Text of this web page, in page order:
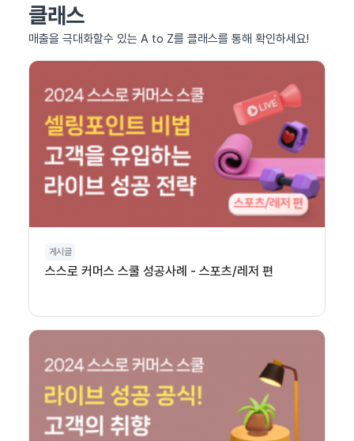
클래스
매출을 극대화할수 있는 A to Z를 클래스를 통해 확인하세요!
게시글
스스로 커머스 스쿨 성공사례 - 스포츠/레저 편